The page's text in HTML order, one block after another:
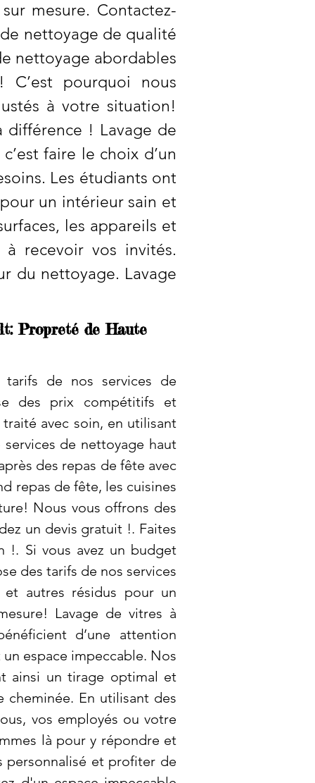
mesure. Contactez-
nettoyage de qualité
nettoyage abordables
pourquoi nous
à votre situation!
différence ! Lavage de
faire le choix d’un
Les étudiants ont
un intérieur sain et
les appareils et
recevoir vos invités.
du nettoyage. Lavage
Propreté de Haute
tarifs de nos services de
des prix compétitifs et
avec soin, en utilisant
de nettoyage haut
des repas de fête avec
repas de fête, les cuisines
Nous vous offrons des
un devis gratuit !. Faites
!. Si vous avez un budget
des tarifs de nos services
autres résidus pour un
Lavage de vitres à
d’une attention
espace impeccable. Nos
ainsi un tirage optimal et
En utilisant des
vos employés ou votre
là pour y répondre et
personnalisé et profiter de